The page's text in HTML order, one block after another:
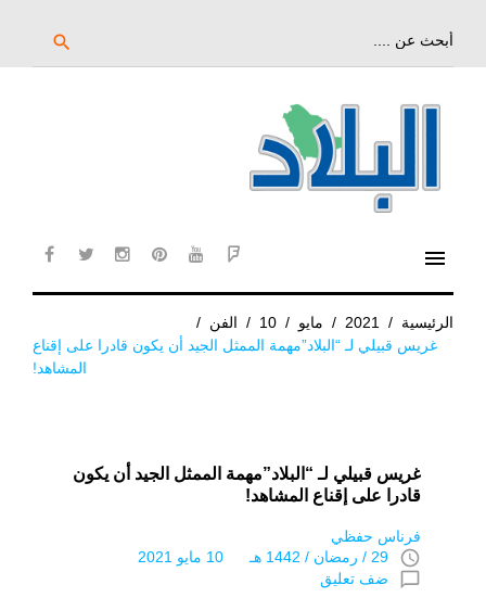
search
menu
الرئيسية /
2021
/ مايو /
10
/ الفن /
غريس قبيلي لـ “البلاد”مهمة الممثل الجيد أن يكون قادرا على إقناع
المشاهد!
غريس قبيلي لـ “البلاد”مهمة الممثل الجيد أن يكون
قادرا على إقناع المشاهد!
فرناس حفظي
access_time 29 / رمضان / 1442 هـ 10 مايو 2021
chat_bubble_outline ضف تعليق